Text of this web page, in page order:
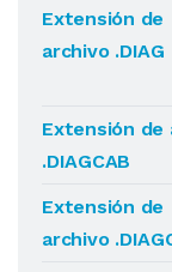
Extensión de
archivo .DIAG
Extensión de
.DIAGCAB
Extensión de
archivo